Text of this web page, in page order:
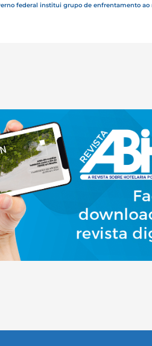
federal institui grupo de enfrentamento ao